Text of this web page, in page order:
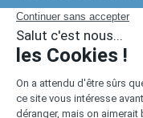
Il faut également
pour la maison. Outre
faut prendre en
proposée par le
taxes éventuelles